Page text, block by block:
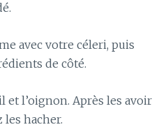
avec votre céleri, puis
de côté.
et l’oignon. Après les avoir
les hacher.